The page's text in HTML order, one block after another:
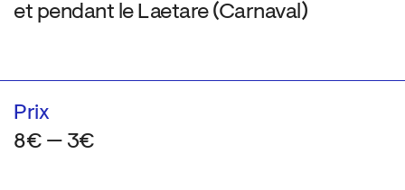
et pendant le Laetare (Carnaval)
Prix
8€ — 3€